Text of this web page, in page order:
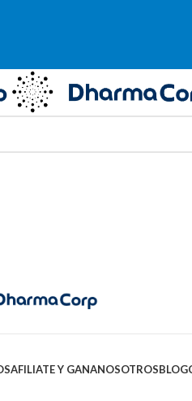
AFILIATE Y GANANOSOTROSBLOG